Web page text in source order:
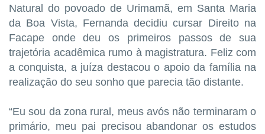
Natural do povoado de Urimamã, em Santa Maria
da Boa Vista, Fernanda decidiu cursar Direito na
Facape onde deu os primeiros passos de sua
trajetória acadêmica rumo à magistratura. Feliz com
a conquista, a juíza destacou o apoio da família na
realização do seu sonho que parecia tão distante.
“Eu sou da zona rural, meus avós não terminaram o
primário, meu pai precisou abandonar os estudos